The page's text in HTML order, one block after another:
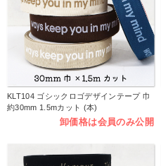
KLT104 ゴシックロゴデザインテープ 巾
約30mm 1.5mカット (本)
卸価格は会員のみ公開